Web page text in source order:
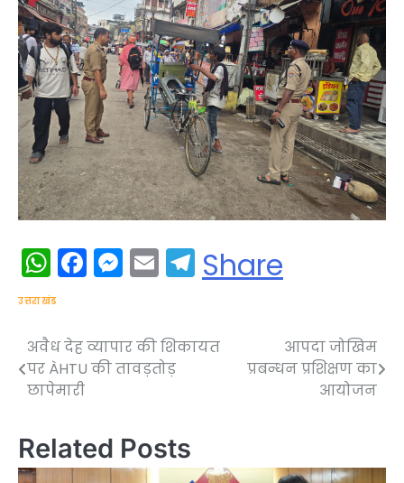
WhatsApp
Facebook
Messenger
EmailTelegram
Share
उत्तराखंड
Post
navigation
अवैध देह व्यापार की शिकायत
पर ÀHTU की तावड़तोड़
छापेमारी
आपदा जोखिम
प्रबन्धन प्रशिक्षण का
आयोजन
Related Posts